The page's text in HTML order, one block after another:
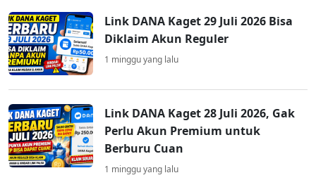
Link DANA Kaget 29 Juli 2026 Bisa
Diklaim Akun Reguler
1 minggu yang lalu
Link DANA Kaget 28 Juli 2026, Gak
Perlu Akun Premium untuk
Berburu Cuan
1 minggu yang lalu